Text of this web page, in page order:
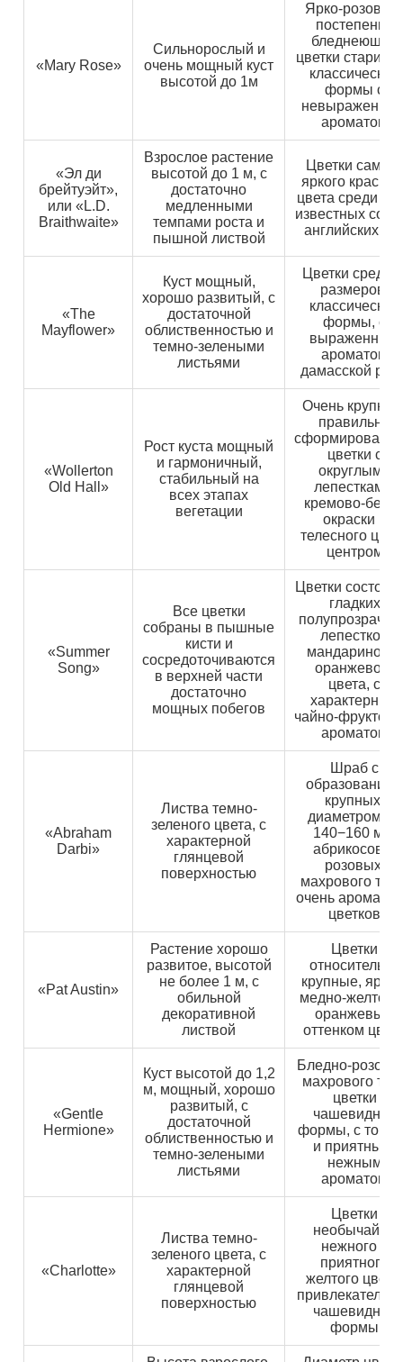
«Mary Rose»
Сильнорослый и
очень мощный куст
высотой до 1м
Ярко-
постепенно
бледнеющие
цветки
классической
формы с
ароматом
«Эл ди
брейтуэйт»,
или «L.D.
Braithwaite»
Взрослое растение
высотой до 1 м, с
достаточно
медленными
темпами роста и
пышной листвой
Цветки самого
яркого
цвета среди
известных
английских
«The
Mayflower»
Куст мощный,
хорошо развитый, с
достаточной
облиственностью и
темно-зелеными
листьями
Цветки
размеров,
классической
формы, с
выраженным
ароматом
дамасской
«Wollerton
Old Hall»
Рост куста мощный
и гармоничный,
стабильный на
всех этапах
вегетации
Очень
правильно
цветки с
округлыми
лепестками,
кремово-
окраски и
телесного
центром
«Summer
Song»
Все цветки
собраны в пышные
кисти и
сосредоточиваются
в верхней части
достаточно
мощных побегов
Цветки состоят
гладких
лепестков
мандариново-
оранжевого
цвета, с
характерным
чайно-
ароматом
«Abraham
Darbi»
Листва темно-
зеленого цвета, с
характерной
глянцевой
поверхностью
Шраб с
образованием
крупных,
диаметром до
140−160 мм,
абрикосово-
розовых,
махрового
очень
цветков
«Pat Austin»
Растение хорошо
развитое, высотой
не более 1 м, с
обильной
декоративной
листвой
Цветки
относительно
крупные,
медно-желтого
оранжевым
оттенком
«Gentle
Hermione»
Куст высотой до 1,2
м, мощный, хорошо
развитый, с
достаточной
облиственностью и
темно-зелеными
листьями
Бледно-
махрового
цветки
чашевидной
формы, с
и приятным,
нежным
ароматом
«Charlotte»
Листва темно-
зеленого цвета, с
характерной
глянцевой
поверхностью
Цветки
необычайно
нежного и
приятного
желтого цвета,
чашевидной
формы